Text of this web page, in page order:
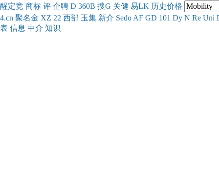
醒定竞 商标 评 企聘 D 360B 搜G 关健 易LK 历史价格
4.cn 聚名金 XZ 22 西部 玉集 新介 Sedo AF GD 101 Dy N Re Uni
表 信息 中介 知识